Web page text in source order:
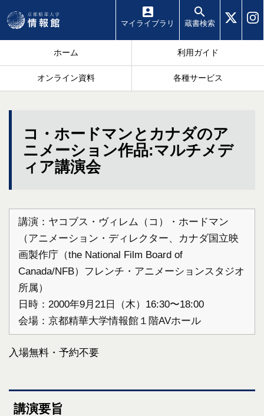
マイ ライブラリ 蔵書検索
ホーム 利用ガイド
オンライン資料 各種サービス
コ・ホードマンとカナダのア
ニメーション作品:マルチメデ
ィア講演会
講演：ヤコブス・ヴィレム（コ）・ホードマン
（アニメーション・ディレクター、カナダ国立映
画製作庁（the National Film Board of
Canada/NFB）フレンチ・アニメーションスタジオ
所属）
日時：2000年9月21日（木）16:30〜18:00
会場：京都精華大学情報館１階AVホール
入場無料・予約不要
講演要旨